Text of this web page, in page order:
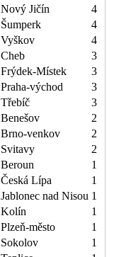
Nový Jičín
4
Šumperk
4
Vyškov
4
Cheb
3
Frýdek-Místek
3
Praha-východ
3
Třebíč
3
Benešov
2
Brno-venkov
2
Svitavy
2
Beroun
1
Česká Lípa
1
Jablonec nad Nisou 1
Kolín
1
Plzeň-město
1
Sokolov
1